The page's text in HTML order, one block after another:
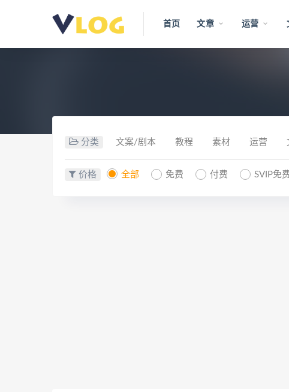
首页 文章 运营
分类 文案/剧本 教程 素材 运营
价格 全部 免费 付费 SVIP免